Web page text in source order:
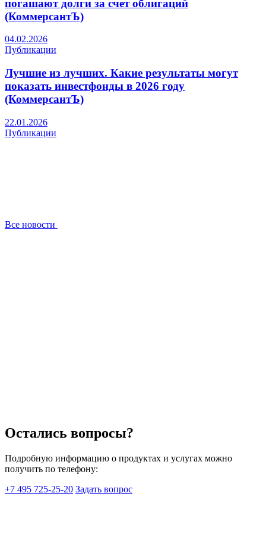
погашают долги за счет облигаций
(КоммерсантЪ)
04.02.2026
Публикации
Лучшие из лучших. Какие результаты могут
показать инвестфонды в 2026 году
(КоммерсантЪ)
22.01.2026
Публикации
Все новости
Остались вопросы?
Подробную информацию о продуктах и услугах можно
получить по телефону:
+7 495 725-25-20 Задать вопрос